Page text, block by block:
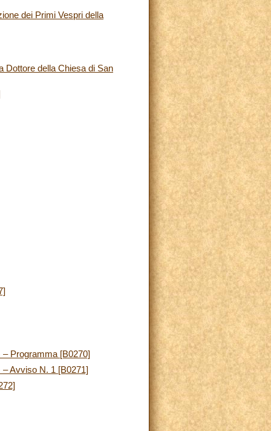
dei Primi Vespri della
Dottore della Chiesa di San
Programma [B0270]
Avviso N. 1 [B0271]